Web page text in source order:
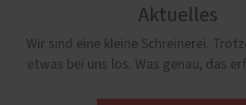
Aktuelles
Wir sind eine kleine Schreinerei.
etwas bei uns los. Was genau, das